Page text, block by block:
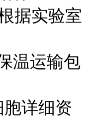
据实验室
温运输包
详细资